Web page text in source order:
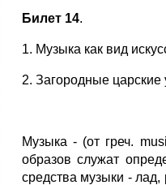
Билет 14.
1. Музыка как вид
2. Загородные
Музыка - (от греч.
образов служат
средства музыки -